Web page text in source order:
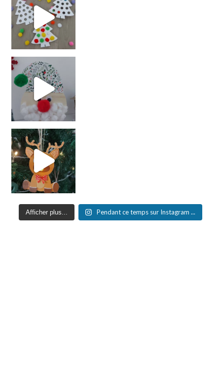
Afficher plus... Pendant ce temps sur Instagram ...